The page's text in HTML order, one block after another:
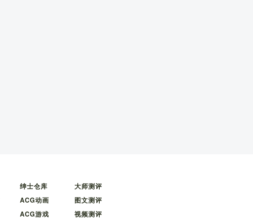
绅士仓库
ACG动画
ACG游戏
大师测评
图文测评
视频测评